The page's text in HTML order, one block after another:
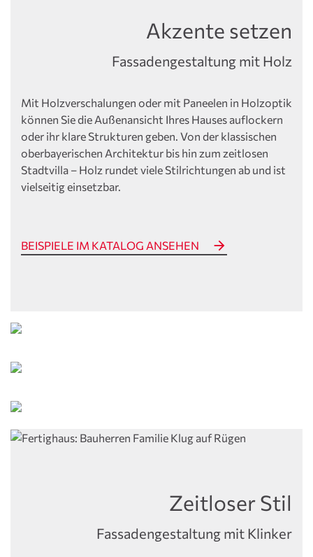
Fassadengestaltung mit Holz
Akzente setzen
Mit Holzverschalungen oder mit Paneelen in Holzoptik
können Sie die Außenansicht Ihres Hauses auflockern
oder ihr klare Strukturen geben. Von der klassischen
oberbayerischen Architektur bis hin zum zeitlosen
Stadtvilla – Holz rundet viele Stilrichtungen ab und ist
vielseitig einsetzbar.
BEISPIELE IM KATALOG ANSEHEN
Fassadengestaltung mit Klinker
Zeitloser Stil